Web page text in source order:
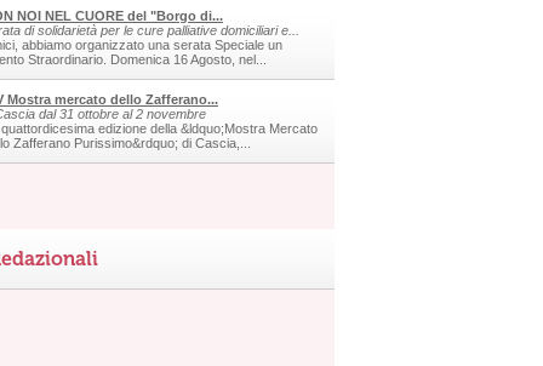
NOI NEL CUORE del "Borgo di...
di solidarietà per le cure palliative domiciliari e...
abbiamo organizzato una serata Speciale un
Straordinario. Domenica 16 Agosto, nel...
Mostra mercato dello Zafferano...
dal 31 ottobre al 2 novembre
quattordicesima edizione della &ldquo;Mostra Mercato
Zafferano Purissimo&rdquo; di Cascia,...